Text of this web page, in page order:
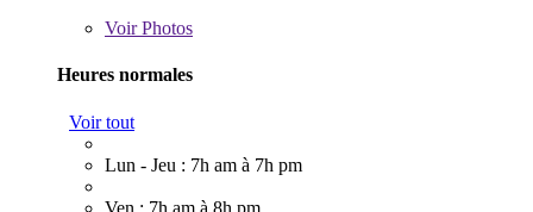
VoirPhotos
Heures normales
Voir tout
Lun - Jeu : 7h am à 7h pm
Ven : 7h am à 8h pm